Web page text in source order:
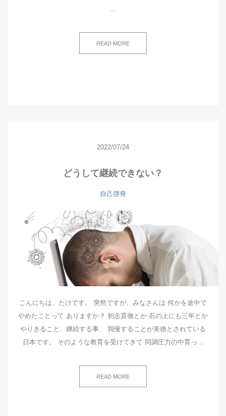
…
READ MORE
2022/07/24
どうして継続できない？
自己啓発
こんにちは、たけです。 突然ですが、みなさんは 何かを途中で
やめたことって ありますか？ 初志貫徹とか 石の上にも三年とか
やりきること、継続する事、 我慢することが美徳とされている
日本です。 そのような教育を受けてきて 同調圧力の中育っ…
READ MORE